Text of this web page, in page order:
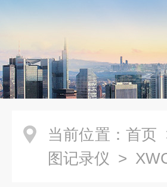
当前位置： 首页
图记录仪 >